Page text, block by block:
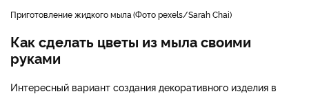
приготовление жидкого мыла Фото pexels/Sarah Chai
Как сделать цветы из мыла своими
руками
Интересный вариант создания декоративного изделия в